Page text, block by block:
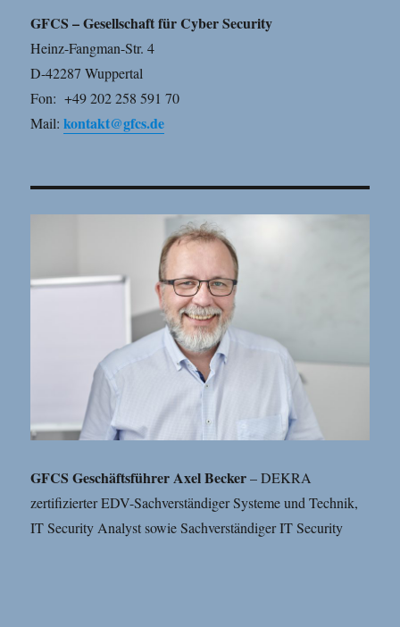
GFCS – Gesellschaft für Cyber Security
Heinz-Fangman-Str. 4
D-42287 Wuppertal
Fon: ‪+49 202 258 591 70
Mail:kontakt@gfcs.de
GFCS Geschäftsführer Axel Becker– DEKRA
zertifizierter EDV-Sachverständiger Systeme und Technik,
IT Security Analyst sowie Sachverständiger IT Security